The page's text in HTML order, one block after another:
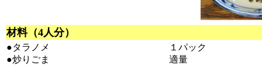
材料（4人分）
●タラノメ
●炒りごま
１パック
適量